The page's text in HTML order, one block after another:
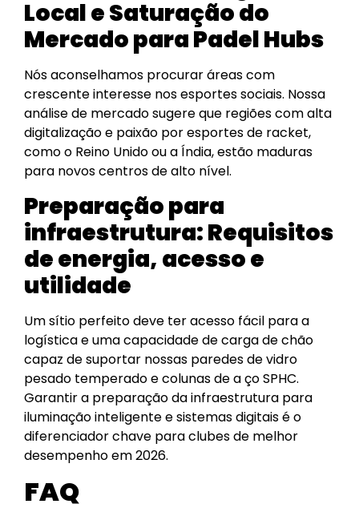
Local e Saturação do
Mercado para Padel Hubs
Nós aconselhamos procurar áreas com
crescente interesse nos esportes sociais. Nossa
análise de mercado sugere que regiões com alta
digitalização e paixão por esportes de racket,
como o Reino Unido ou a Índia, estão maduras
para novos centros de alto nível.
Preparação para
infraestrutura: Requisitos
de energia, acesso e
utilidade
Um sítio perfeito deve ter acesso fácil para a
logística e uma capacidade de carga de chão
capaz de suportar nossas paredes de vidro
pesado temperado e colunas de a ço SPHC.
Garantir a preparação da infraestrutura para
iluminação inteligente e sistemas digitais é o
diferenciador chave para clubes de melhor
desempenho em 2026.
FAQ